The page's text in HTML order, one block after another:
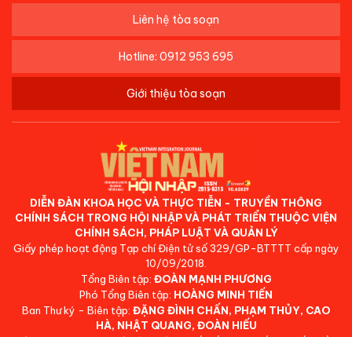
Liên hệ tòa soạn
Hotline: 0912 953 695
Giới thiệu tòa soạn
DIỄN ĐÀN KHOA HỌC VÀ THỰC TIỄN - TRUYỀN THÔNG
CHÍNH SÁCH TRONG HỘI NHẬP VÀ PHÁT TRIỂN THUỘC VIỆN
CHÍNH SÁCH, PHÁP LUẬT VÀ QUẢN LÝ
Giấy phép hoạt động Tạp chí Điện tử số 329/GP-BTTTT cấp ngày
10/09/2018.
Tổng Biên tập: ĐOÀN MẠNH PHƯƠNG
Phó Tổng Biên tập: HOÀNG MINH TIẾN
Ban Thư ký - Biên tập: ĐẶNG ĐÌNH CHẤN, PHẠM THỦY, CAO
HÀ, NHẬT QUANG, ĐOÀN HIẾU